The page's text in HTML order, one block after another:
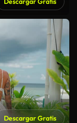
Descargar Gratis